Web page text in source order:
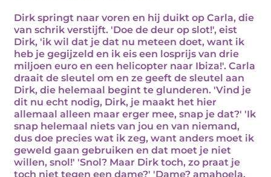
Dirk springt naar voren en hij duikt op Carla, die
van schrik verstijft. 'Doe de deur op slot!', eist
Dirk, 'ik wil dat je dat nu meteen doet, want ik
heb je gegijzeld en ik eis een losprijs van drie
miljoen euro en een helicopter naar Ibiza!'. Carla
draait de sleutel om en ze geeft de sleutel aan
Dirk, die helemaal begint te glunderen. 'Vind je
dit nu echt nodig, Dirk, je maakt het hier
allemaal alleen maar erger mee, snap je dat?' 'Ik
snap helemaal niets van jou en van niemand,
dus doe precies wat ik zeg, want anders moet ik
geweld gaan gebruiken en dat moet je niet
willen, snol!' 'Snol? Maar Dirk toch, zo praat je
toch niet tegen een dame?' 'Dame? amahoela,